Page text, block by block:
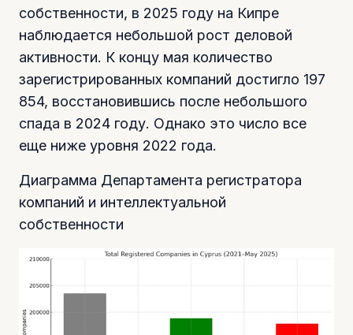
собственности, в 2025 году на Кипре
наблюдается небольшой рост деловой
активности. К концу мая количество
зарегистрированных компаний достигло 197
854, восстановившись после небольшого
спада в 2024 году. Однако это число все
еще ниже уровня 2022 года.
Диаграмма Департамента регистратора
компаний и интеллектуальной
собственности